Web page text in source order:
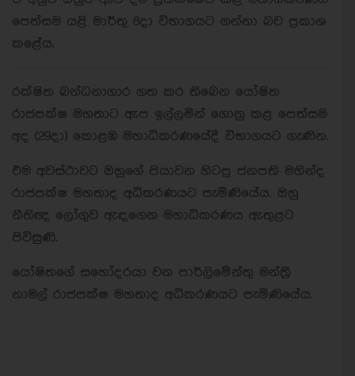
පෙත්සම යළි මාර්තු 8දා විභාගයට ගන්නා බව ප්‍රකාශ
කළේය.
රක්ෂිත බන්ධනාගාර ගත කර තිබෙන යෝෂිත
රාජපක්ෂ මහතාට ඇප ඉල්ලමින් ගොනු කළ පෙත්සම
අද (29දා) කොළඹ මහාධිකරණයේදී විභාගයට ගැණින.
එම අවස්ථාවට ඔහුගේ පියාවන හිටපු ජනපති මහින්ද
රාජපක්ෂ මහතාද අධිකරණයට පැමිණියේය. ඔහු
නීතිඥ ලෝගුව ඇඳගෙන මහාධිකරණය ඇතුළට
පිවිසුණි.
යෝෂිතගේ සහෝදරයා වන පාර්ලිමේන්තු මන්ත්‍රී
නාමල් රාජපක්ෂ මහතාද අධිකරණයට පැමිණියේය.